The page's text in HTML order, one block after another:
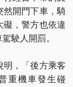
然開門下車，騎
礙，警方也依違
駛人開罰。
明，「後方乘客
重機車發生碰